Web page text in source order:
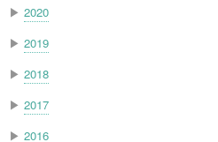
▶ 2020
▶ 2019
▶ 2018
▶ 2017
▶ 2016